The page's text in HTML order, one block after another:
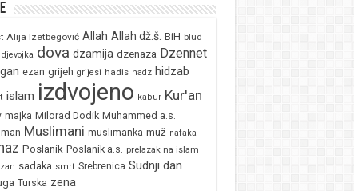
Alija Izetbegović Allah Allah dž.š. BiH blud
djevojka dova dzamija dzenaza Dzennet
ezan grijeh grijesi hadis hadz hidzab
islam izdvojeno kabur Kur'an
majka Milorad Dodik Muhammed a.s.
Muslimani muslimanka muž nafaka
Poslanik Poslanik a.s. prelazak na islam
sadaka smrt Srebrenica Sudnji dan
Turska zena